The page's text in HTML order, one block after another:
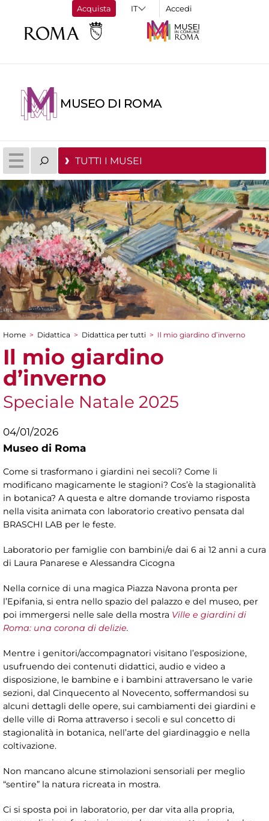
Acquista Accedi
MUSEO DI ROMA
TUTTI I MUSEI
Tu sei qui
Home > Didattica > Didattica per tutti > Il mio giardino d’inverno
Il mio giardino
d’inverno
Speciale Natale 2025
04/01/2026
Museo di Roma
Come si trasformano i giardini nei secoli? Come li
modificano magicamente le stagioni? Cos’è la stagionalità
in botanica? A questa e altre domande troviamo risposta
nella visita animata con laboratorio creativo pensata dal
BRASCHI LAB per le feste.
Laboratorio per famiglie con bambini/e dai 6 ai 12 anni a cura
di Laura Panarese e Alessandra Cicogna
Nella cornice di una magica Piazza Navona pronta per
l’Epifania, si entra nello spazio del palazzo e del museo, per
poi immergersi nelle sale della mostra Ville e giardini di
Roma: una corona di delizie.
Mentre i genitori/accompagnatori visitano l’esposizione,
usufruendo dei contenuti didattici, audio e video a
disposizione, le bambine e i bambini attraversano le varie
sezioni, dal Cinquecento al Novecento, soffermandosi su
alcuni dettagli delle opere, sui cambiamenti dei giardini e
delle ville di Roma attraverso i secoli e sul concetto di
stagionalità in botanica, nell’arte del giardinaggio e nella
coltivazione.
Non mancano alcune stimolazioni sensoriali per meglio
“sentire” la natura ricreata in mostra.
Ci si sposta poi in laboratorio, per dar vita alla propria,